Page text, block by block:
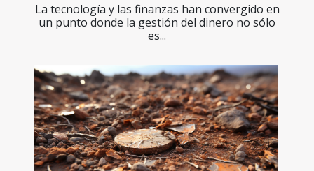
La tecnología y las finanzas han convergido en
un punto donde la gestión del dinero no sólo
es...